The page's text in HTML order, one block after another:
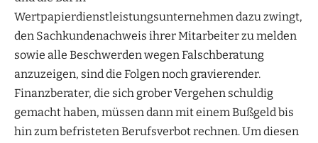
Wertpapierdienstleistungsunternehmen dazu zwingt,
den Sachkundenachweis ihrer Mitarbeiter zu melden
sowie alle Beschwerden wegen Falschberatung
anzuzeigen, sind die Folgen noch gravierender.
Finanzberater, die sich grober Vergehen schuldig
gemacht haben, müssen dann mit einem Bußgeld bis
hin zum befristeten Berufsverbot rechnen. Um diesen